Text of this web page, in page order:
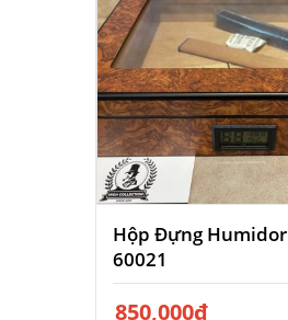
Hộp Đựng
60021
850,000₫